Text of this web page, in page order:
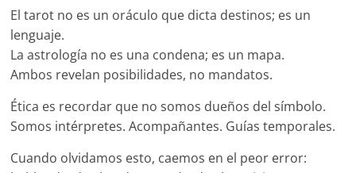
El tarot no es un oráculo que dicta destinos; es un
lenguaje.
La astrología no es una condena; es un mapa.
Ambos revelan posibilidades, no mandatos.
Ética es recordar que no somos dueños del símbolo.
Somos intérpretes. Acompañantes. Guías temporales.
Cuando olvidamos esto, caemos en el peor error: